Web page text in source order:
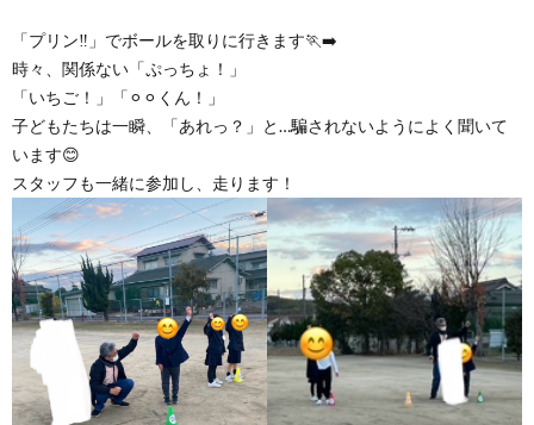
「プリン‼️」でボールを取りに行きます🏃‍➡️
時々、関係ない「ぷっちょ！」
「いちご！」「⚪︎⚪︎くん！」
子どもたちは一瞬、「あれっ？」と…騙されないようによく聞いて
います😊
スタッフも一緒に参加し、走ります！